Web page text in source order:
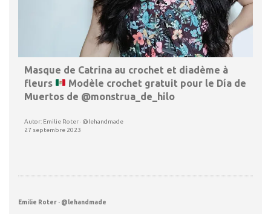
Masque de Catrina au crochet et diadème à
fleurs
Modèle crochet gratuit pour le Día de
Muertos de @monstrua_de_hilo
Autor: Emilie Roter · @lehandmade
27 septembre 2023
Emilie Roter · @lehandmade